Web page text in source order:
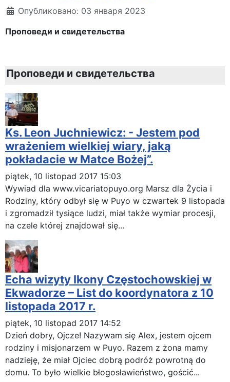
Опубликовано: 03 января 2023
Проповеди и свидетельства
Проповеди и свидетельства
Ks. Leon Juchniewicz: - Jestem pod
wrażeniem wielkiej wiary, jaką
pokładacie w Matce Bożej”.
piątek, 10 listopad 2017 15:03
Wywiad dla www.vicariatopuyo.org Marsz dla Życia i
Rodziny, który odbył się w Puyo w czwartek 9 listopada
i zgromadził tysiące ludzi, miał także wymiar procesji,
na czele której znajdował się...
Echa wizyty Ikony Częstochowskiej w
Ekwadorze – List do koordynatora z 10
listopada 2017 r.
piątek, 10 listopad 2017 14:52
Dzień dobry, Ojcze! Nazywam się Alex, jestem ojcem
rodziny i misjonarzem w Puyo. Razem z żona mamy
nadzieję, że miał Ojciec dobrą podróż powrotną do
domu. To było wielkie błogosławieństwo, gościć...